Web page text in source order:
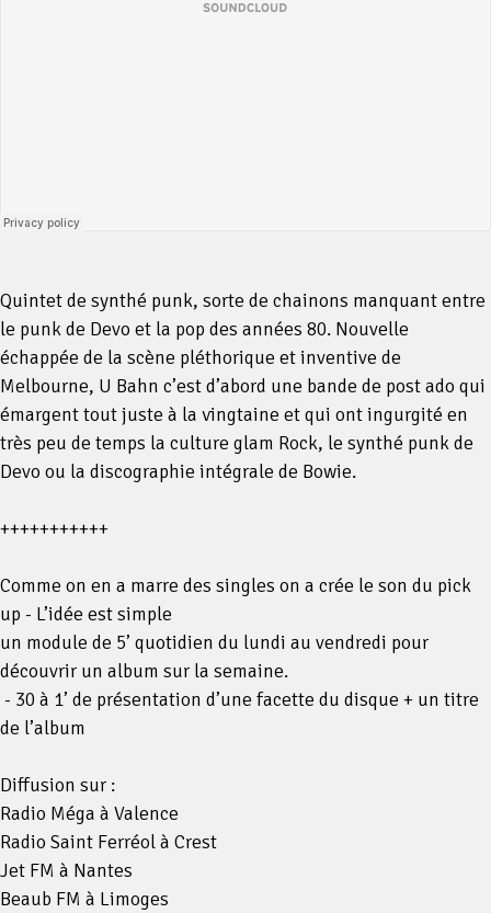
Quintet de synthé punk, sorte de chainons manquant entre
le punk de Devo et la pop des années 80. Nouvelle
échappée de la scène pléthorique et inventive de
Melbourne, U Bahn c’est d’abord une bande de post ado qui
émargent tout juste à la vingtaine et qui ont ingurgité en
très peu de temps la culture glam Rock, le synthé punk de
Devo ou la discographie intégrale de Bowie.
+++++++++++
Comme on en a marre des singles on a crée le son du pick
up - L’idée est simple
un module de 5’ quotidien du lundi au vendredi pour
découvrir un album sur la semaine.
- 30 à 1’ de présentation d’une facette du disque + un titre
de l’album
Diffusion sur :
Radio Méga à Valence
Radio Saint Ferréol à Crest
Jet FM à Nantes
Beaub FM à Limoges